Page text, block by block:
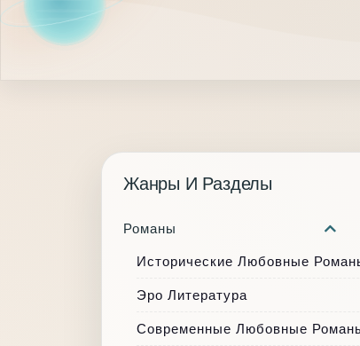
Жанры И Разделы
Романы
Исторические Любовные
Эро Литература
Современные Любовные